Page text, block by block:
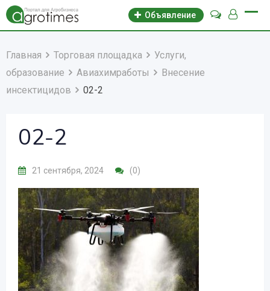
Объявление
Главная Торговая площадка
Услуги,
образование
Авиахимработы
Внесение
инсектицидов
02-2
02-2
21 сентября, 2024 (0)